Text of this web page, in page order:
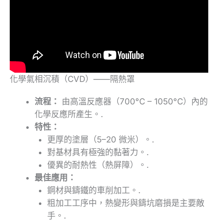
化學氣相沉積（CVD）——隔熱罩
流程：
由高溫反應器（700°C – 1050°C）內的
化學反應所產生。.
特性：
更厚的塗層（5–20 微米）。.
對基材具有極強的黏著力。.
優異的耐熱性（熱屏障）。.
最佳應用：
鋼材與鑄鐵的車削加工。.
粗加工工序中，熱變形與鑄坑磨損是主要敵
手。.